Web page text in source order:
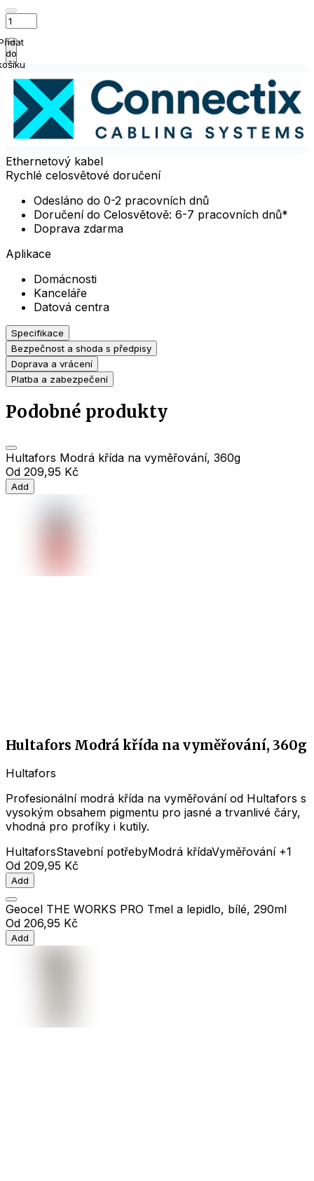
do
Ethernetový kabel
Rychlé celosvětové doručení
Odesláno do 0-2 pracovních dnů
Doručení do Celosvětově: 6-7 pracovních dnů*
Doprava zdarma
Aplikace
Domácnosti
Kanceláře
Datová centra
Specifikace
Bezpečnost a shoda s předpisy
Doprava a vrácení
Platba a zabezpečení
Podobné produkty
Hultafors Modrá křída na vyměřování, 360g
Od 209,95 Kč
Add
Hultafors Modrá křída na vyměřování, 360g
Hultafors
Profesionální modrá křída na vyměřování od Hultafors s
vysokým obsahem pigmentu pro jasné a trvanlivé čáry,
vhodná pro profíky i kutily.
HultaforsStavební potřebyModrá křídaVyměřování+1
Od 209,95 Kč
Add
Geocel THE WORKS PRO Tmel a lepidlo, bílé, 290ml
Od 206,95 Kč
Add